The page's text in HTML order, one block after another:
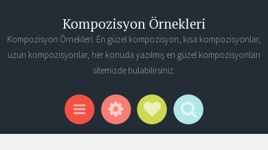
Kompozisyon Örnekleri
Kompozisyon Örnekleri. En güzel kompozisyon, kısa kompozisyonlar,
uzun kompozisyonlar, her konuda yazılmış en güzel kompozisyonları
sitemizde bulabilirsiniz.
Menu WidgetsSocial Links
Search